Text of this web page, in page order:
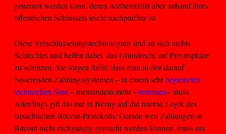
generiert werden kann, deren Authentizität aber anhand ihres
öffentlichen Schlüssels leicht nachprüfbar ist.
Diese Verschlüsselungstechnologien sind an sich nichts
Schlechtes und helfen dabei, das Grundrecht auf Privatsphäre
zu schützen. Sie sorgen dafür, dass man in den darauf
basierenden Zahlungssystemen – in einem sehrbegrenzten,
technischen Sinn – niemandem mehr »vertrauen« muss.
Allerdings gilt das nur in Bezug auf die interne Logik des
tatsächlichen Bitcoin-Protokolls: Gerade weil Zahlungen in
Bitcoin nicht rückgängig gemacht werden können, muss ein